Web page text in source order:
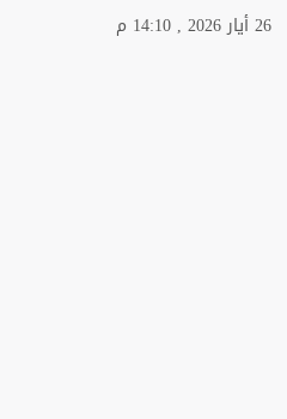
26 أيار 2026 , 14:10 م